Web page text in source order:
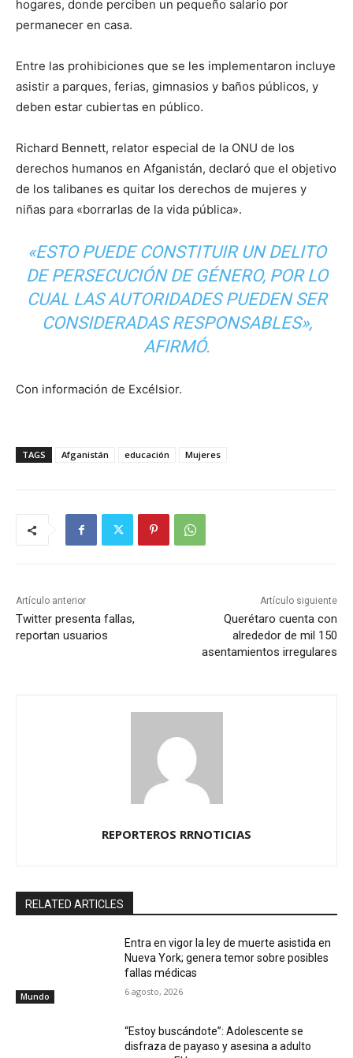
hogares, donde perciben un pequeño salario por
permanecer en casa.
Entre las prohibiciones que se les implementaron incluye
asistir a parques, ferias, gimnasios y baños públicos, y
deben estar cubiertas en público.
Richard Bennett, relator especial de la ONU de los
derechos humanos en Afganistán, declaró que el objetivo
de los talibanes es quitar los derechos de mujeres y
niñas para «borrarlas de la vida pública».
«ESTO PUEDE CONSTITUIR UN DELITO
DE PERSECUCIÓN DE GÉNERO, POR LO
CUAL LAS AUTORIDADES PUEDEN SER
CONSIDERADAS RESPONSABLES»,
AFIRMÓ.
Con información de Excélsior.
TAGS Afganistán educación Mujeres
Artículo anterior
Twitter presenta fallas,
reportan usuarios
Artículo siguiente
Querétaro cuenta con
alrededor de mil 150
asentamientos irregulares
REPORTEROS RRNOTICIAS
RELATED ARTICLES
Mundo
Entra en vigor la ley de muerte asistida en
Nueva York; genera temor sobre posibles
fallas médicas
6 agosto, 2026
“Estoy buscándote”: Adolescente se
disfraza de payaso y asesina a adulto